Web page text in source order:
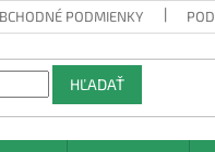
PODMIENKY
HĽADAŤ